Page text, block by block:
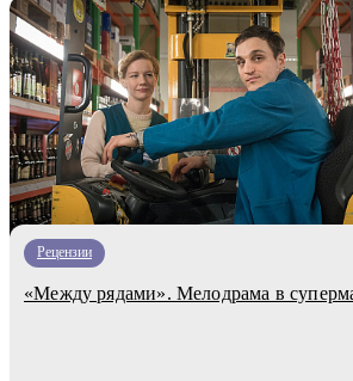
Рецензии
«Между рядами». Мелодрама в